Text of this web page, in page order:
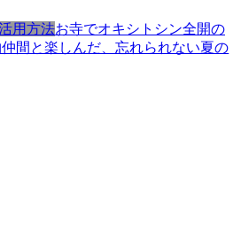
用方法お寺でオキシトシン全開の
間と楽しんだ、忘れられない夏の